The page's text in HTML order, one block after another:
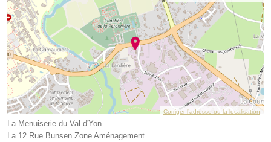
Corriger l’adresse ou la localisation
La Menuiserie du Val d'Yon
La 12 Rue Bunsen Zone Aménagement